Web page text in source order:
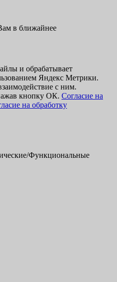
в ближайнее
и обрабатывает
Яндекс Метрики.
с ним.
кнопку ОК. Согласие на
на обработку
Функциональные